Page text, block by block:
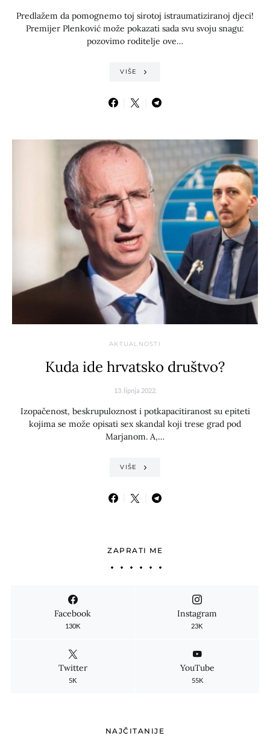
Predlažem da pomognemo toj sirotoj istraumatiziranoj djeci!
Premijer Plenković može pokazati sada svu svoju snagu:
pozovimo roditelje ove…
VIŠE
AKTUALNOSTI
Kuda ide hrvatsko društvo?
13. lipnja 2022.
Izopačenost, beskrupuloznost i potkapacitiranost su epiteti
kojima se može opisati sex skandal koji trese grad pod
Marjanom. A,…
VIŠE
ZAPRATI ME
Facebook
130K
Instagram
23K
Twitter
5K
YouTube
55K
NAJČITANIJE